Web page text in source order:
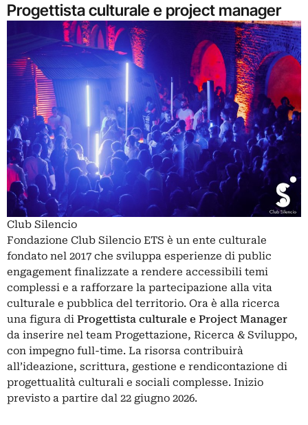
Progettista culturale e project manager
Club Silencio
Fondazione Club Silencio ETS è un ente culturale
fondato nel 2017 che sviluppa esperienze di public
engagement finalizzate a rendere accessibili temi
complessi e a rafforzare la partecipazione alla vita
culturale e pubblica del territorio. Ora è alla ricerca
una figura di Progettista culturale e Project Manager
da inserire nel team Progettazione, Ricerca & Sviluppo,
con impegno full-time. La risorsa contribuirà
all’ideazione, scrittura, gestione e rendicontazione di
progettualità culturali e sociali complesse. Inizio
previsto a partire dal 22 giugno 2026.